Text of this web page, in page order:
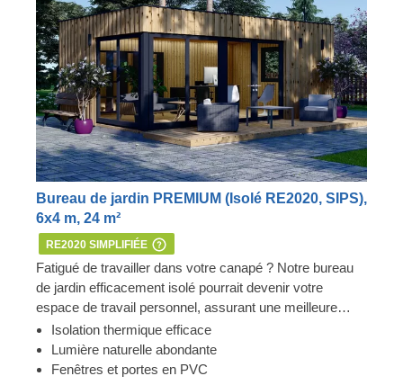
Bureau de jardin PREMIUM (Isolé RE2020, SIPS),
6x4 m, 24 m²
RE2020 SIMPLIFIÉE
Fatigué de travailler dans votre canapé ? Notre bureau
de jardin efficacement isolé pourrait devenir votre
espace de travail personnel, assurant une meilleure
productivité et un confort absolu. Disponibles en
plusieurs tailles, nos modèles en SIPs présentent un
look contemporain élégant, un revêtement vertical
Isolation thermique efficace
Lumière naturelle abondante
Fenêtres et portes en PVC